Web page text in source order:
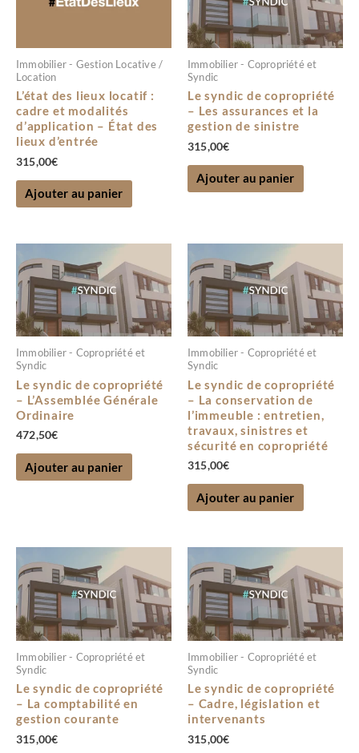
Immobilier - Gestion Locative /
Location
L’état des lieux locatif :
cadre et modalités
d’application – État des
lieux d’entrée
315,00€
Ajouter au panier
Immobilier - Copropriété et
Syndic
Le syndic de copropriété
– Les assurances et la
gestion de sinistre
315,00€
Ajouter au panier
Immobilier - Copropriété et
Syndic
Le syndic de copropriété
– L’Assemblée Générale
Ordinaire
472,50€
Ajouter au panier
Immobilier - Copropriété et
Syndic
Le syndic de copropriété
– La conservation de
l’immeuble : entretien,
travaux, sinistres et
sécurité en copropriété
315,00€
Ajouter au panier
Immobilier - Copropriété et
Syndic
Le syndic de copropriété
– La comptabilité en
gestion courante
315,00€
Immobilier - Copropriété et
Syndic
Le syndic de copropriété
– Cadre, législation et
intervenants
315,00€